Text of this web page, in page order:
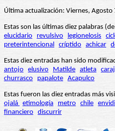
Última actualización: Viernes, Agosto
Estas son las últimas diez palabras
elucidario
revulsivo legionelosis
preterintencional críptido achicar
Estas diez entradas han sido
antojo elusivo Matilde atleta
churrasco
papalote Acapulco
Estas fueron las diez entradas más
ojalá etimología metro chile
financiero discurrir